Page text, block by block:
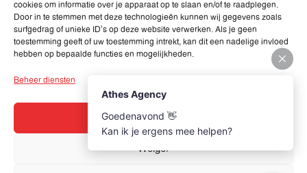
cookies om informatie over je apparaat op te slaan en/of te raadplegen.
Door in te stemmen met deze technologieën kunnen wij gegevens zoals
surfgedrag of unieke ID's op deze website verwerken. Als je geen
toestemming geeft of uw toestemming intrekt, kan dit een nadelige invloed
hebben op bepaalde functies en mogelijkheden.
Beheer diensten
Accepteren
Weiger
Privacy Policy
Adres
Boterlaarbaan 418,
Contactgegevens